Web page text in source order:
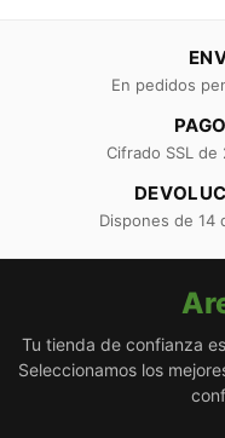
En pedidos
Cifrado SSL
Dispones de 14
Tu tienda de confianza
Seleccionamos los